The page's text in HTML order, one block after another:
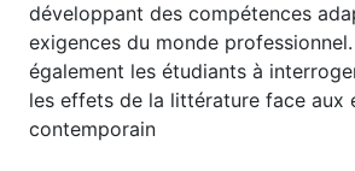
développant des compétences
exigences du monde
également les étudiants à
les effets de la littérature face aux
contemporain